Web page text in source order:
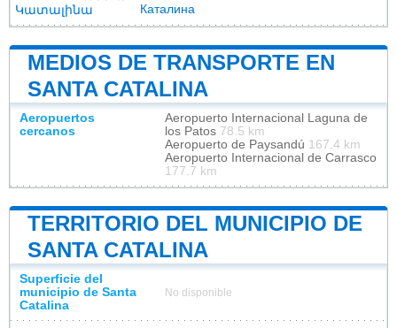
Կատալինա
Каталина
MEDIOS DE TRANSPORTE EN
SANTA CATALINA
Aeropuertos
cercanos
Aeropuerto Internacional Laguna de
los Patos 78.5 km
Aeropuerto de Paysandú 167.4 km
Aeropuerto Internacional de Carrasco
177.7 km
TERRITORIO DEL MUNICIPIO DE
SANTA CATALINA
Superficie del
municipio de Santa
Catalina
No disponible